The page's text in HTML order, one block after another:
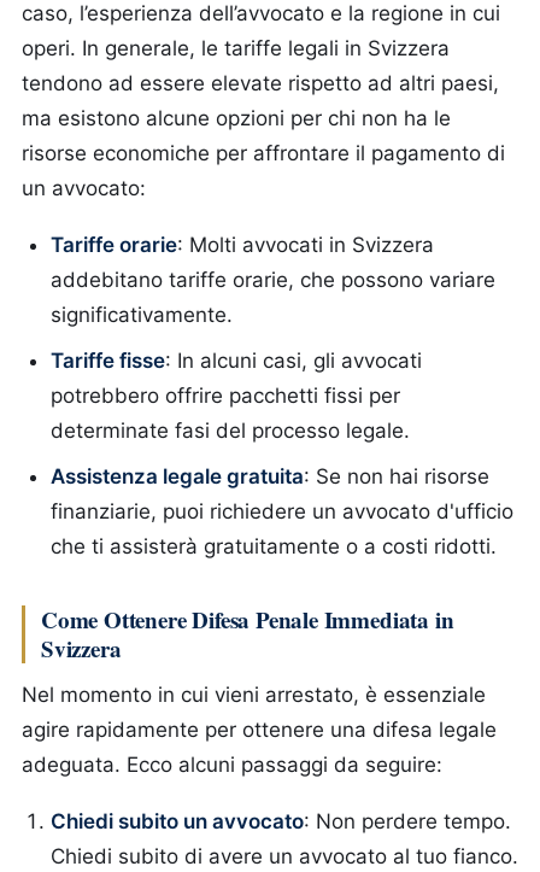
caso, l’esperienza dell’avvocato e la regione in cui
operi. In generale, le tariffe legali in Svizzera
tendono ad essere elevate rispetto ad altri paesi,
ma esistono alcune opzioni per chi non ha le
risorse economiche per affrontare il pagamento di
un avvocato:
Tariffe orarie: Molti avvocati in Svizzera
addebitano tariffe orarie, che possono variare
significativamente.
Tariffe fisse: In alcuni casi, gli avvocati
potrebbero offrire pacchetti fissi per
determinate fasi del processo legale.
Assistenza legale gratuita: Se non hai risorse
finanziarie, puoi richiedere un avvocato d'ufficio
che ti assisterà gratuitamente o a costi ridotti.
Come Ottenere Difesa Penale Immediata in
Svizzera
Nel momento in cui vieni arrestato, è essenziale
agire rapidamente per ottenere una difesa legale
adeguata. Ecco alcuni passaggi da seguire:
Chiedi subito un avvocato: Non perdere tempo.
Chiedi subito di avere un avvocato al tuo fianco.